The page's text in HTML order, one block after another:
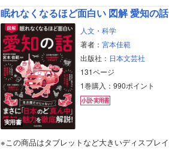
眠れなくなるほど面白い 図解 愛知の話
実用書
人文・科学
著者： 宮本佳範
出版社： 日本文芸社
131ページ
1巻購入：990ポイント
※この商品はタブレットなど大きいディスプレ